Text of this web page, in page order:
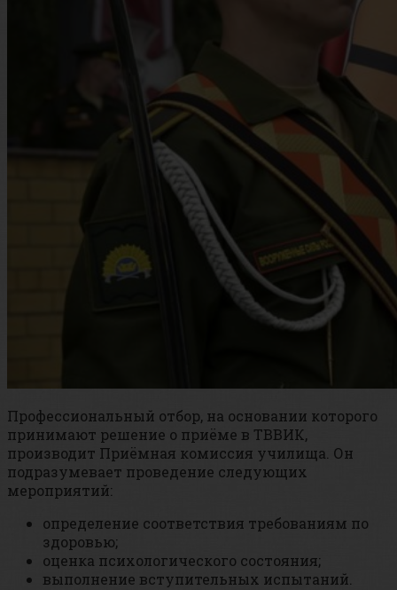
Профессиональный отбор, на основании которого
принимают решение о приёме в ТВВИК,
производит Приёмная комиссия училища. Он
подразумевает проведение следующих
мероприятий:
определение соответствия требованиям по
здоровью;
оценка психологического состояния;
выполнение вступительных испытаний.